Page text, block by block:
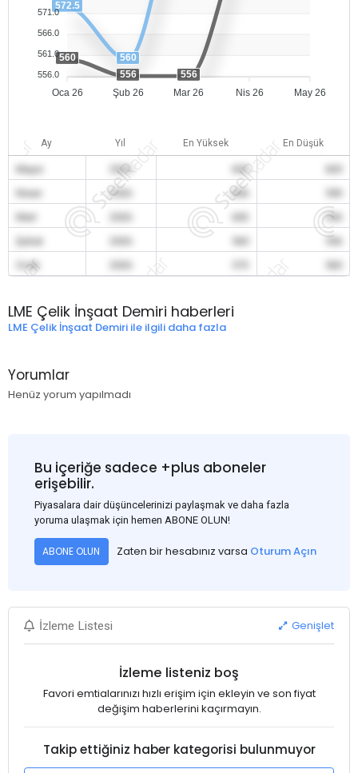
Oca 26 Şub 26 Mar 26 Nis 26 May 26
572.5
560
560
556
556
571.0
566.0
561.0
556.0
Ay Yıl En Yüksek En Düşük
Mayıs 2026 605
Nisan
2026 606
556
Ocak
LME Çelik İnşaat Demiri haberleri
LME Çelik İnşaat Demiri ile ilgili daha fazla
Yorumlar
Henüz yorum yapılmadı
Bu içeriğe sadece +plus aboneler
erişebilir.
Piyasalara dair düşüncelerinizi paylaşmak ve daha fazla
yoruma ulaşmak için hemen ABONE OLUN!
ABONE OLUN Zaten bir hesabınız varsa Oturum Açın
İzleme Listesi Genişlet
İzleme listeniz boş
Favori emtialarınızı hızlı erişim için ekleyin ve son fiyat
değişim haberlerini kaçırmayın.
Takip ettiğiniz haber kategorisi bulunmuyor